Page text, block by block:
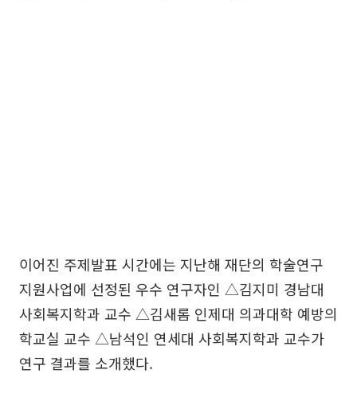
이어진 주제발표 시간에는 지난해 재단의 학술연구
지원사업에 선정된 우수 연구자인 △김지미 경남대
사회복지학과 교수 △김새롬 인제대 의과대학 예방의
학교실 교수 △남석인 연세대 사회복지학과 교수가
연구 결과를 소개했다.